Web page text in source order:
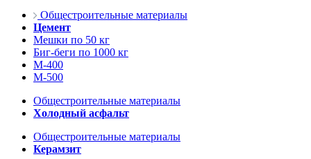
Общестроительные материалы
Цемент
Мешки по 50 кг
Биг-беги по 1000 кг
М-400
М-500
Общестроительные материалы
Холодный асфальт
Общестроительные материалы
Керамзит